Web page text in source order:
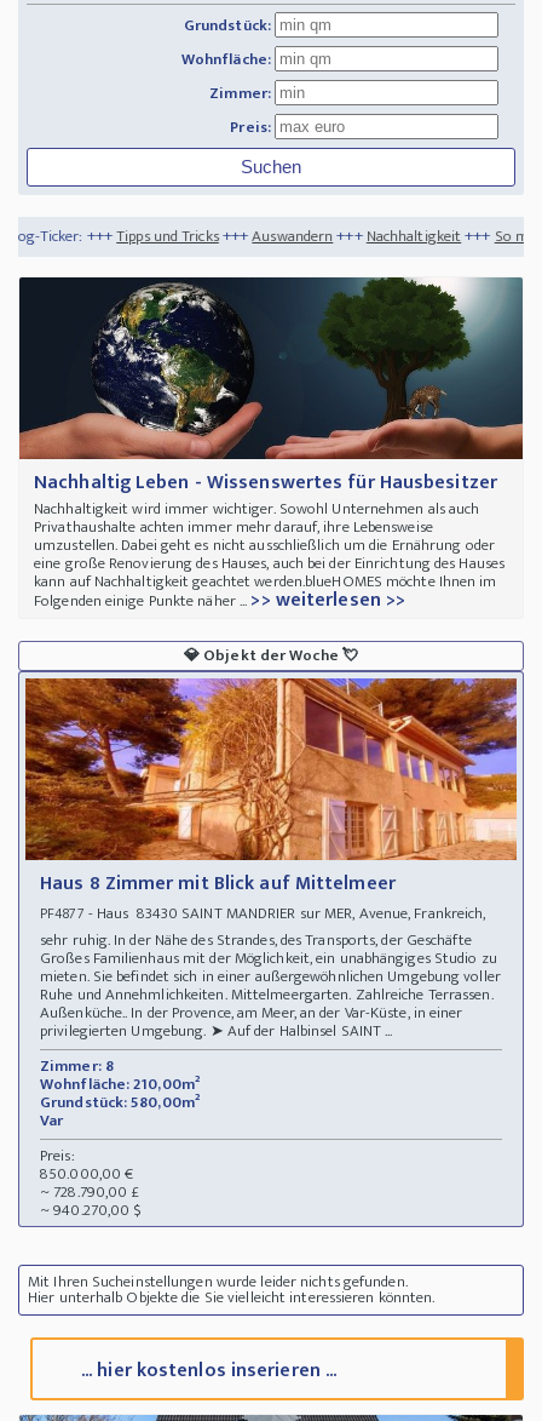
Grundstück:
Wohnfläche:
Zimmer:
Preis:
Tipps und Tricks+++Auswandern+++Nachhaltigkeit+++So machen Sie Ihre
Nachhaltig Leben - Wissenswertes für Hausbesitzer
Nachhaltigkeit wird immer wichtiger. Sowohl Unternehmen als auch
Privathaushalte achten immer mehr darauf, ihre Lebensweise
umzustellen. Dabei geht es nicht ausschließlich um die Ernährung oder
eine große Renovierung des Hauses, auch bei der Einrichtung des Hauses
kann auf Nachhaltigkeit geachtet werden.blueHOMES möchte Ihnen im
Folgenden einige Punkte näher ...>> weiterlesen >>
💎Objekt der Woche💘
Haus 8 Zimmer mit Blick auf Mittelmeer
PF4877 - Haus 83430 SAINT MANDRIER sur MER, Avenue, Frankreich,
sehr ruhig. In der Nähe des Strandes, des Transports, der Geschäfte
Großes Familienhaus mit der Möglichkeit, ein unabhängiges Studio zu
mieten. Sie befindet sich in einer außergewöhnlichen Umgebung voller
Ruhe und Annehmlichkeiten. Mittelmeergarten. Zahlreiche Terrassen.
Außenküche.. In der Provence, am Meer, an der Var-Küste, in einer
privilegierten Umgebung. ➤ Auf der Halbinsel SAINT ...
Zimmer: 8
Wohnfläche: 210,00m²
Grundstück: 580,00m²
Var
Preis:
850.000,00 €
~ 728.790,00 £
~ 940.270,00 $
Mit Ihren Sucheinstellungen wurde leider nichts gefunden.
Hier unterhalb Objekte die Sie vielleicht interessieren könnten.
... hier kostenlos inserieren ...